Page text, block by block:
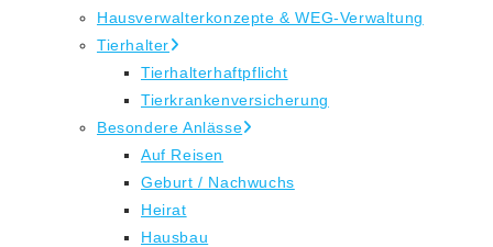
Hausverwalterkonzepte & WEG-Verwaltung
Tierhalter
Tierhalterhaftpflicht
Tierkrankenversicherung
Besondere Anlässe
Auf Reisen
Geburt / Nachwuchs
Heirat
Hausbau